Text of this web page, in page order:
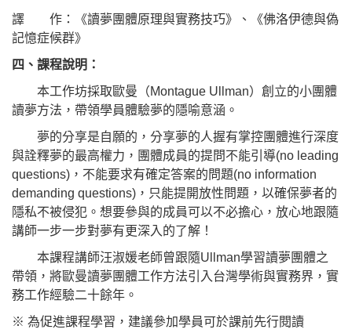
譯 作：《讀夢團體原理與實務技巧》、《佛洛伊德與偽
記憶症候群》
四、 課程說明 ：
本工作坊採取歐曼（Montague Ullman）創立的小團體
讀夢方法，帶領學員體驗夢的隱喻意涵。
夢的分享是自願的，分享夢的人握有掌控團體進行深度
與詮釋夢的最高權力，團體成員的提問不能引導(no leading
questions)，不能要求有確定答案的問題(no information
demanding questions)，只能提開放性問題，以確保夢者的
隱私不被侵犯。想要參與的成員可以不必擔心，放心地跟隨
講師一步一步對夢有更深入的了解！
本課程講師汪淑媛老師曾跟隨Ullman學習讀夢團體之
帶領，將歐曼讀夢團體工作方法引入台灣學術與實務界，實
務工作經驗二十餘年。
※ 為促進課程學習，建議參加學員可於課前先行閱讀